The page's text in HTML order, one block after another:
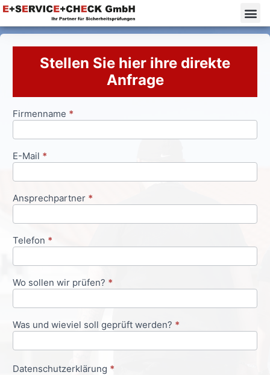
Stellen Sie hier ihre direkte
Anfrage
Anfrageformular
Firmenname *
E-Mail *
Ansprechpartner *
Telefon *
Wo sollen wir prüfen? *
Was und wieviel soll geprüft werden? *
Datenschutzerklärung *